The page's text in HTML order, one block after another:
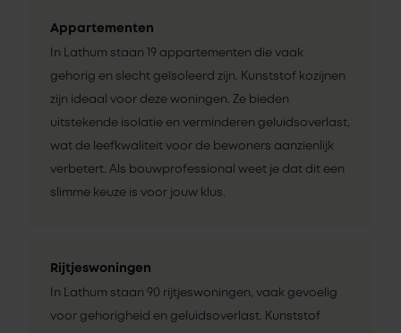
Appartementen
In Lathum staan 19 appartementen die vaak
gehorig en slecht geïsoleerd zijn. Kunststof kozijnen
zijn ideaal voor deze woningen. Ze bieden
uitstekende isolatie en verminderen geluidsoverlast,
wat de leefkwaliteit voor de bewoners aanzienlijk
verbetert. Als bouwprofessional weet je dat dit een
slimme keuze is voor jouw klus.
Rijtjeswoningen
In Lathum staan 90 rijtjeswoningen, vaak gevoelig
voor gehorigheid en geluidsoverlast. Kunststof